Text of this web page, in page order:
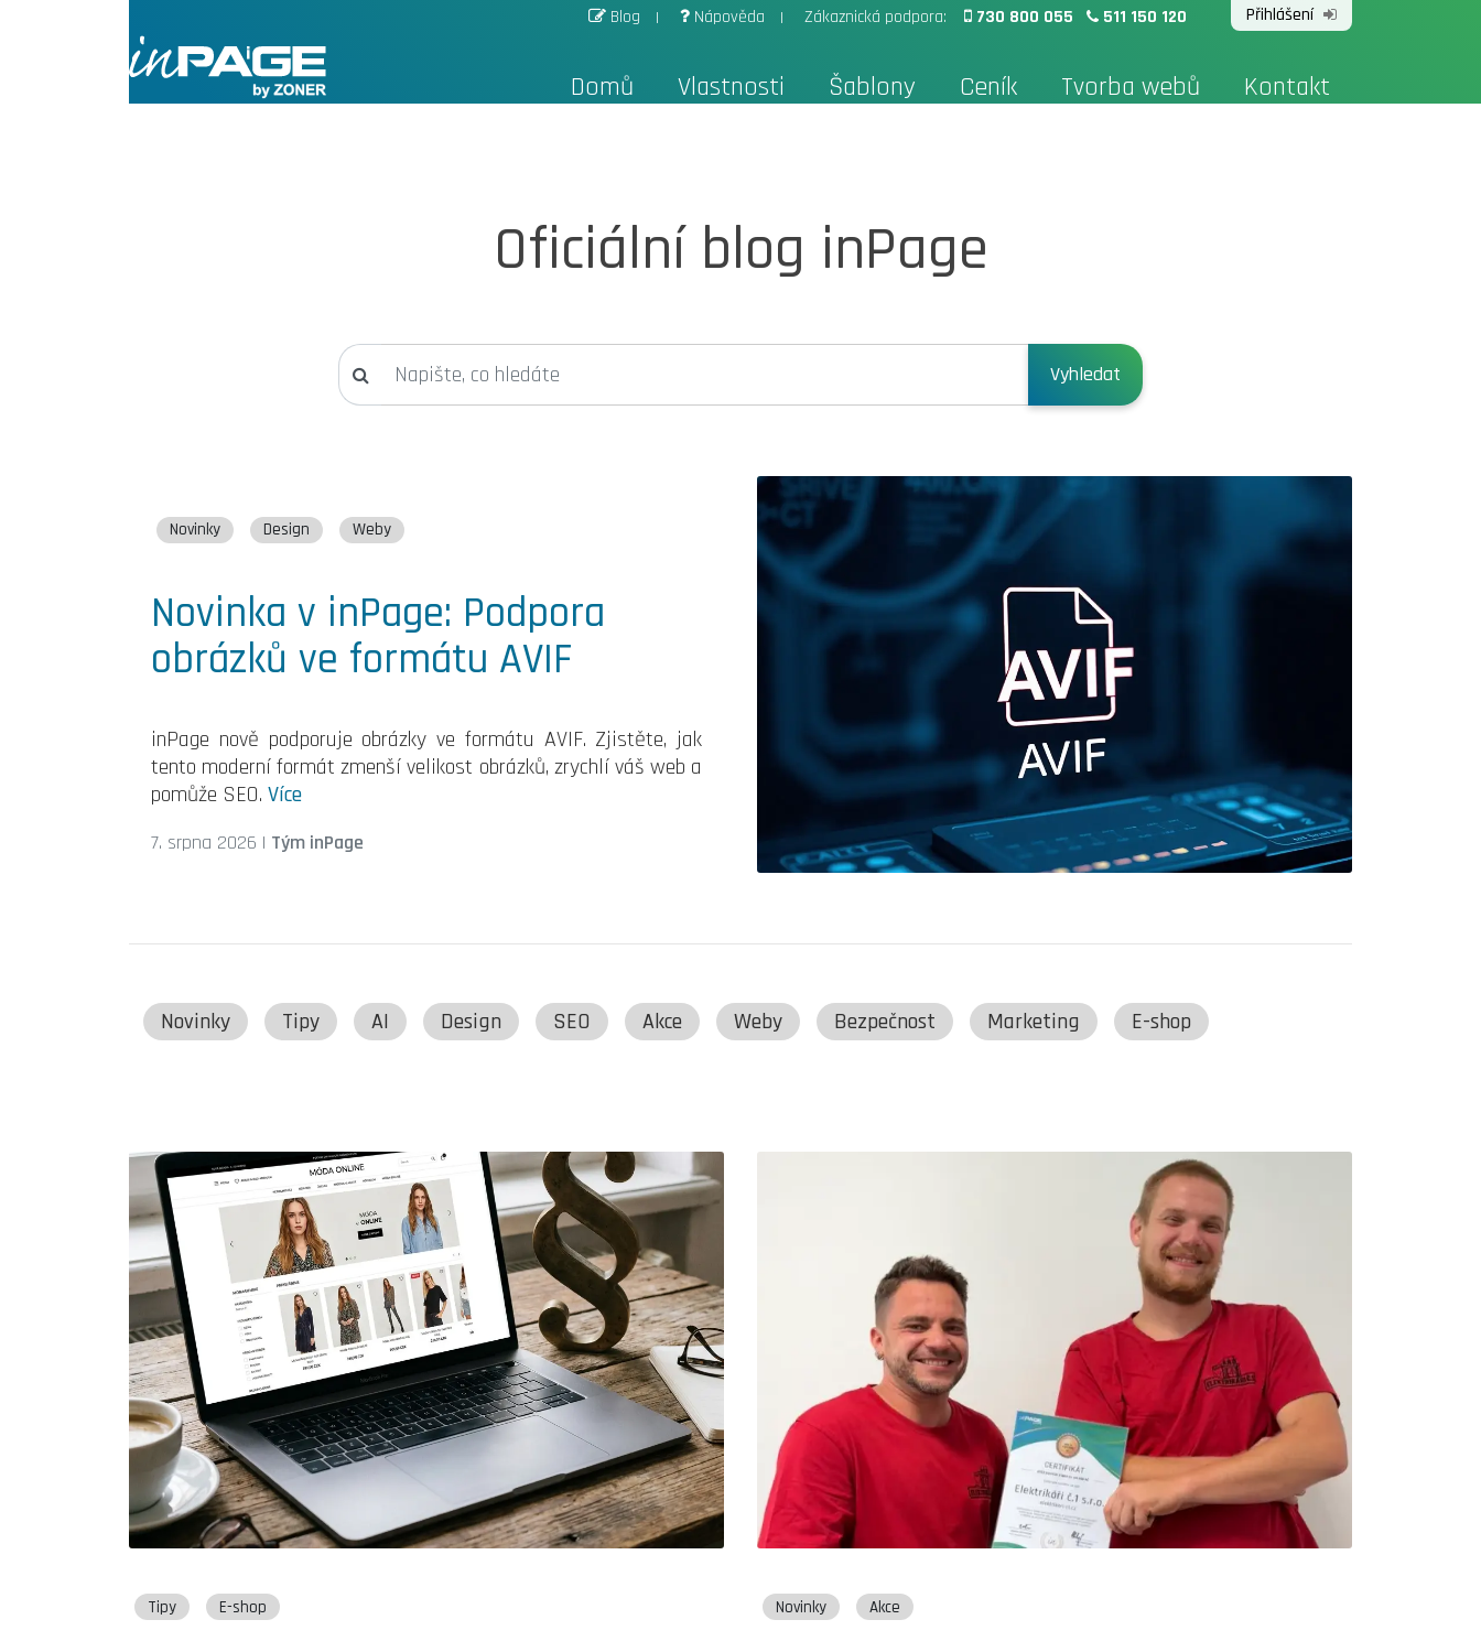
Domů Vlastnosti Šablony Ceník Tvorba webů Kontakt
Blog Nápověda Zákaznická podpora: 730 800 055 511 150 120 Přihlášení
Oficiální blog inPage
Vyhledat
Novinky Design Weby
Novinka v inPage: Podpora
obrázků ve formátu AVIF
inPage nově podporuje obrázky ve formátu AVIF. Zjistěte, jak
tento moderní formát zmenší velikost obrázků, zrychlí váš web a
pomůže SEO. Více
7. srpna 2026 | Tým inPage
Novinky Tipy AI Design SEO Akce Weby Bezpečnost Marketing E-shop
Tipy E-shop Novinky Akce